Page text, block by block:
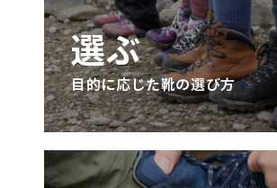
選ぶ
目的に応じた靴の選び方